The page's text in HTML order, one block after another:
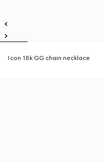
Icon 18k GG chain necklace